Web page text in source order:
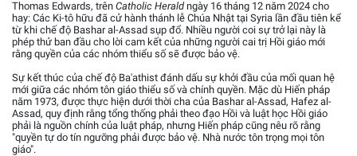
Thomas Edwards, trên Catholic Heraldngày 16 tháng 12 năm 2024 cho
hay: Các Ki-tô hữu đã cử hành thánh lễ Chúa Nhật tại Syria lần đầu tiên kể
từ khi chế độ Bashar al-Assad sụp đổ. Nhiều người coi sự trở lại này là
phép thử ban đầu cho lời cam kết của những người cai trị Hồi giáo mới
rằng quyền của các nhóm thiểu số sẽ được bảo vệ.
Sự kết thúc của chế độ Ba'athist đánh dấu sự khởi đầu của mối quan hệ
mới giữa các nhóm tôn giáo thiểu số và chính quyền. Mặc dù Hiến pháp
năm 1973, được thực hiện dưới thời cha của Bashar al-Assad, Hafez al-
Assad, quy định rằng tổng thống phải theo đạo Hồi và luật học Hồi giáo
phải là nguồn chính của luật pháp, nhưng Hiến pháp cũng nêu rõ rằng
"quyền tự do tín ngưỡng phải được bảo vệ. Nhà nước tôn trọng mọi tôn
giáo".